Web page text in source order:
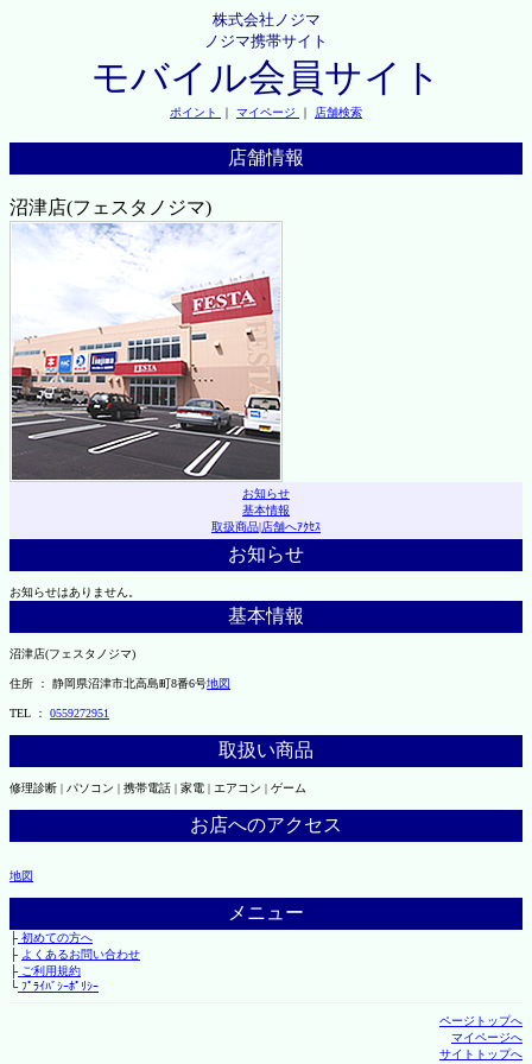
株式会社ノジマ
ノジマ携帯サイト
モバイル会員サイト
ポイント ｜ マイページ ｜ 店舗検索
店舗情報
沼津店(フェスタノジマ)
お知らせ
基本情報
取扱商品|店舗へｱｸｾｽ
お知らせ
お知らせはありません。
基本情報
沼津店(フェスタノジマ)
住所 ： 静岡県沼津市北高島町8番6号地図
TEL ： 0559272951
取扱い商品
修理診断 | パソコン | 携帯電話 | 家電 | エアコン | ゲーム
お店へのアクセス
地図
メニュー
├初めての方へ
├ よくあるお問い合わせ
├ご利用規約
└ﾌﾟﾗｲﾊﾞｼｰﾎﾟﾘｼｰ
ページトップへ
マイページへ
サイトトップへ